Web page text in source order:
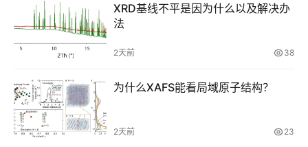
XRD基线不平是因为什么以及解决办
法
2天前 38
为什么XAFS能看局域原子结构？
2天前 23